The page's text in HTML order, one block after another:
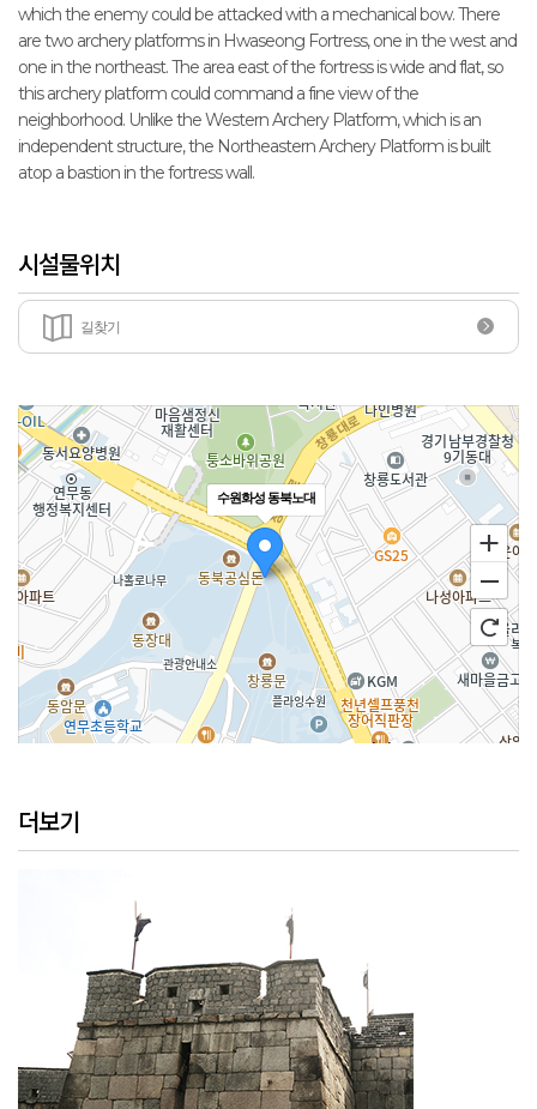
which the enemy could be attacked with a mechanical bow. There
are two archery platforms in Hwaseong Fortress, one in the west and
one in the northeast. The area east of the fortress is wide and flat, so
this archery platform could command a fine view of the
neighborhood. Unlike the Western Archery Platform, which is an
independent structure, the Northeastern Archery Platform is built
atop a bastion in the fortress wall.
시설물위치
길찾기
수원화성 동북노대
더보기